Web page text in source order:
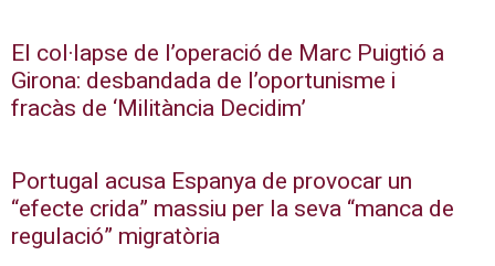
El col·lapse de l’operació de Marc Puigtió a
Girona: desbandada de l’oportunisme i
fracàs de ‘Militància Decidim’
Portugal acusa Espanya de provocar un
“efecte crida” massiu per la seva “manca de
regulació” migratòria